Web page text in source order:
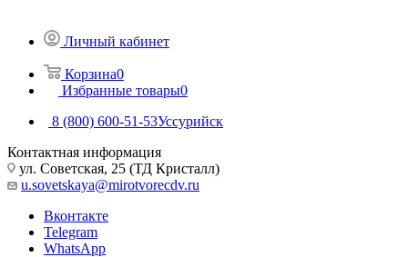
Личный кабинет
Корзина0
Избранные товары0
8 (800) 600-51-53Уссурийск
Контактная информация
ул. Советская, 25 (ТД Кристалл)
u.sovetskaya@mirotvorecdv.ru
Вконтакте
Telegram
WhatsApp